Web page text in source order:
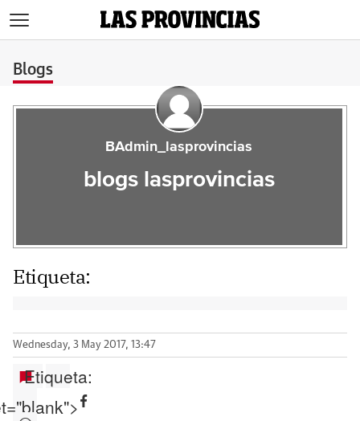
Blogs
BAdmin_lasprovincias
blogs lasprovincias
Etiqueta:
Wednesday, 3 May 2017, 13:47
Etiqueta: